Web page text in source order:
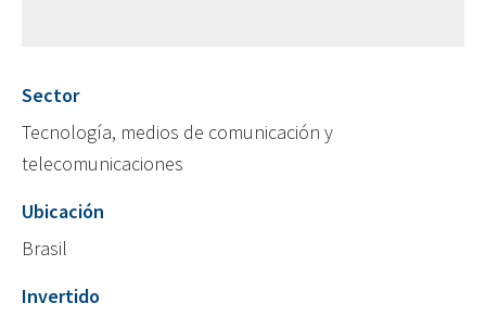
Sector
Tecnología, medios de comunicación y
telecomunicaciones
Ubicación
Brasil
Invertido